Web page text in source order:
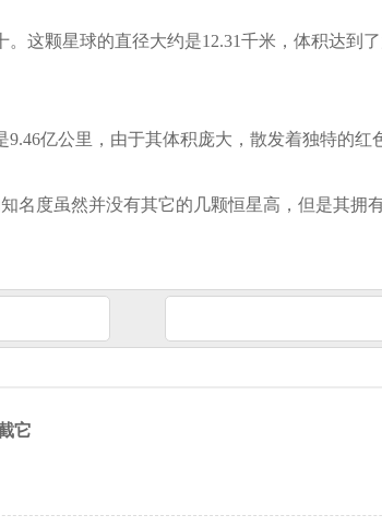
这颗星球的直径大约是12.31千米，体积达到
亿公里，由于其体积庞大，散发着独特的红
名度虽然并没有其它的几颗恒星高，但是其拥
它